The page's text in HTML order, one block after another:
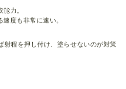
力。
度も非常に速い。
射程を押し付け、塗らせないのが対策